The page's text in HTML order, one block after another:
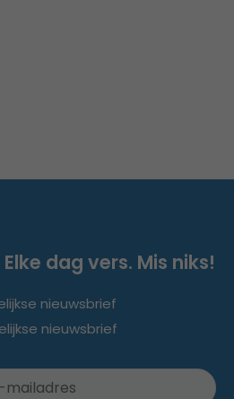
dag vers. Mis niks!
nieuwsbrief
nieuwsbrief